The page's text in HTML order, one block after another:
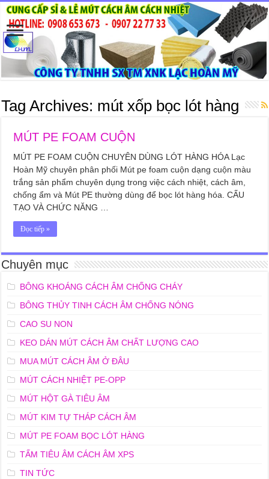
Tag Archives: mút xốp bọc lót hàng
MÚT PE FOAM CUỘN
MÚT PE FOAM CUỘN CHUYÊN DÙNG LÓT HÀNG HÓA Lạc
Hoàn Mỹ chuyên phân phối Mút pe foam cuộn dạng cuộn màu
trắng sản phẩm chuyên dụng trong việc cách nhiệt, cách âm,
chống ẩm và Mút PE thường dùng để bọc lót hàng hóa. CẤU
TẠO VÀ CHỨC NĂNG …
Đọc tiếp »
Chuyên mục
BÔNG KHOÁNG CÁCH ÂM CHỐNG CHÁY
BÔNG THỦY TINH CÁCH ÂM CHỐNG NÓNG
CAO SU NON
KEO DÁN MÚT CÁCH ÂM CHẤT LƯỢNG CAO
MUA MÚT CÁCH ÂM Ở ĐÂU
MÚT CÁCH NHIỆT PE-OPP
MÚT HỘT GÀ TIÊU ÂM
MÚT KIM TỰ THÁP CÁCH ÂM
MÚT PE FOAM BỌC LÓT HÀNG
TẤM TIÊU ÂM CÁCH ÂM XPS
TIN TỨC